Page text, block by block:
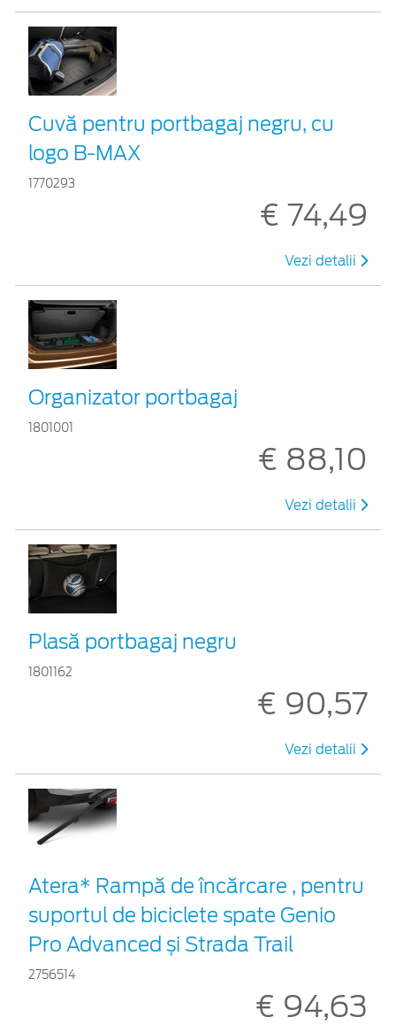
Cuvă pentru portbagaj negru, cu
logo B-MAX
1770293
€ 74,49
Vezi detalii
Organizator portbagaj
1801001
€ 88,10
Vezi detalii
Plasă portbagaj negru
1801162
€ 90,57
Vezi detalii
Atera* Rampă de încărcare , pentru
suportul de biciclete spate Genio
Pro Advanced și Strada Trail
2756514
€ 94,63